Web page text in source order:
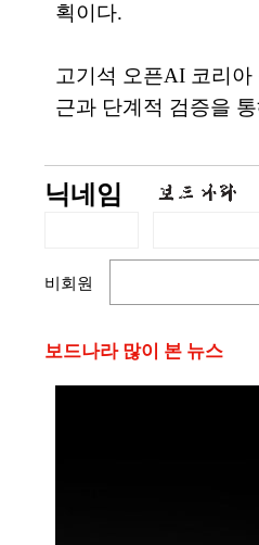
획이다.
고기석 오픈AI 코리
근과 단계적 검증을
닉네임
비회원
보드나라 많이 본 뉴스